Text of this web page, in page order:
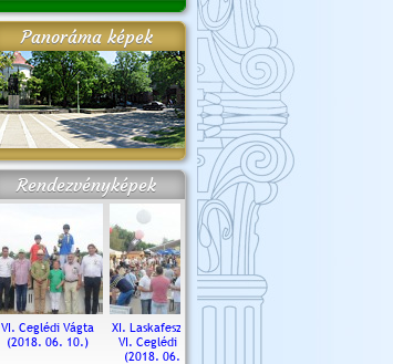
Panoráma képek
Rendezvényképek
VI. Ceglédi Vágta
(2018. 06. 10.)
XI. Laskafesztivál és
VI. Ceglédi Vágta
(2018. 06. 10.)